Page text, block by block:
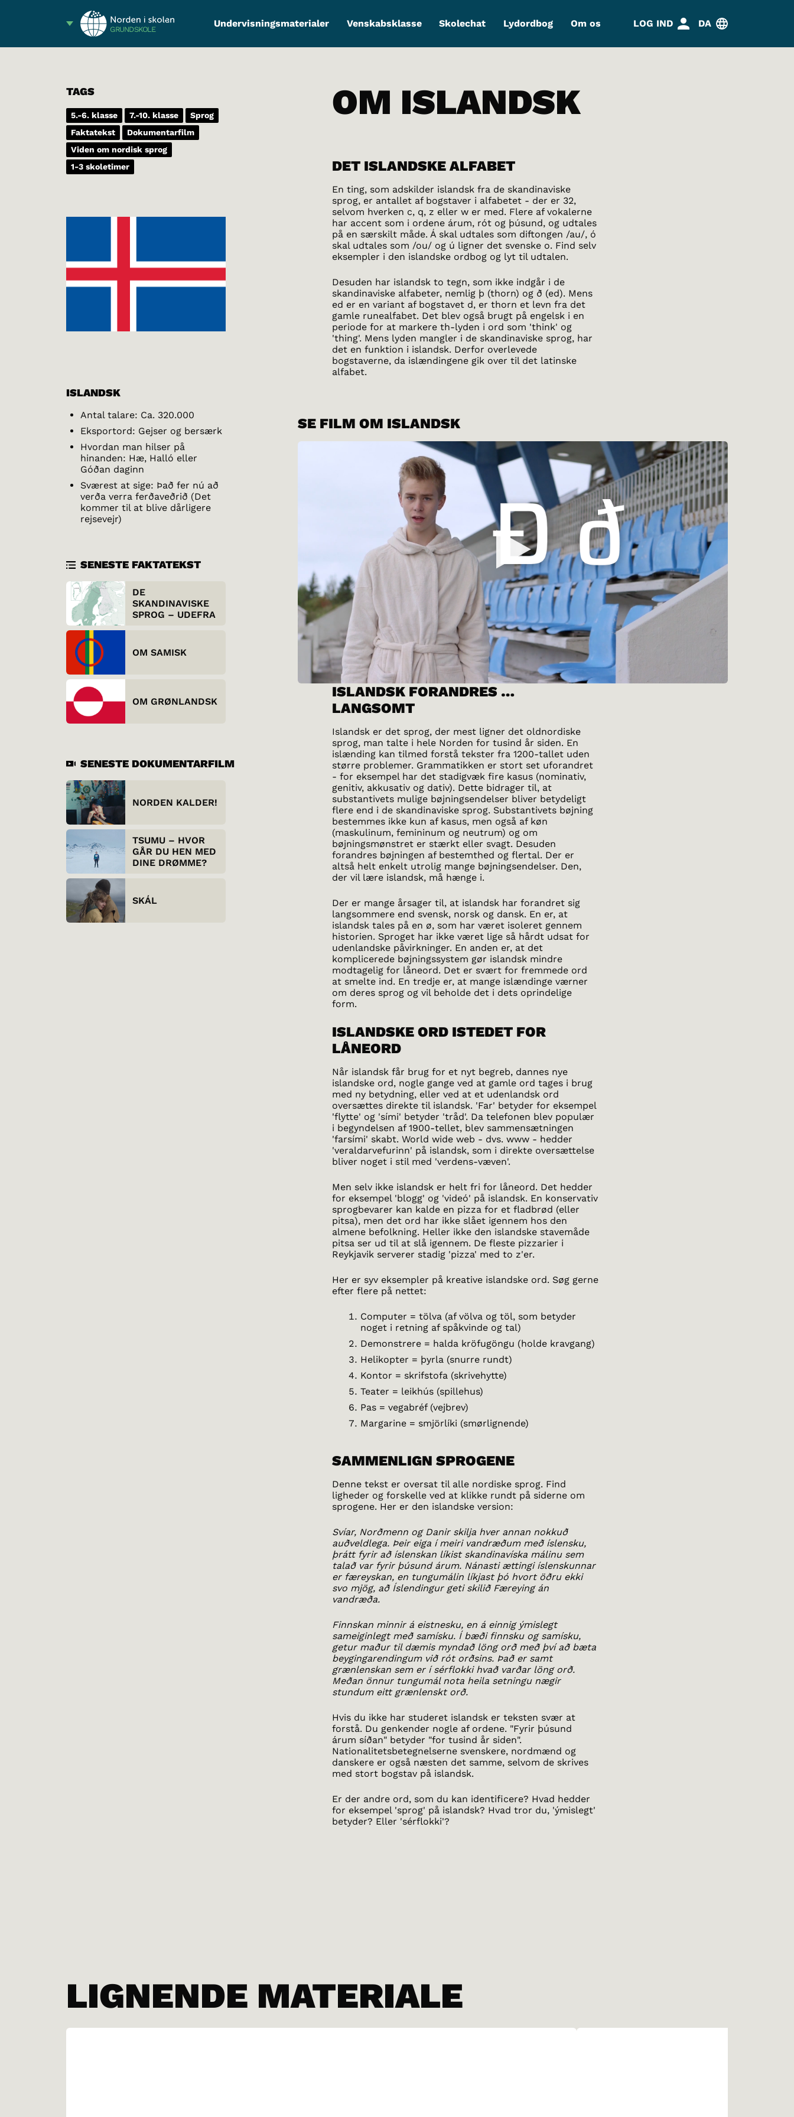
GRUNDSKOLE
Undervisningsmaterialer Venskabsklasse Skolechat Lydordbog Om os LOG IND DA
TAGS
5.-6. klasse 7.-10. klasse
Sprog
Faktatekst
Dokumentarfilm
Viden om nordisk sprog
1-3 skoletimer
ISLANDSK
Antal talare: Ca. 320.000
Eksportord: Gejser og bersærk
Hvordan man hilser på
hinanden: Hæ, Halló eller
Góðan daginn
Sværest at sige: Það fer nú að
verða verra ferðaveðrið (Det
kommer til at blive dårligere
rejsevejr)
SENESTE FAKTATEKST
DE
SKANDINAVISKE
SPROG – UDEFRA
OM SAMISK
OM GRØNLANDSK
SENESTE DOKUMENTARFILM
NORDEN KALDER!
TSUMU – HVOR
GÅR DU HEN MED
DINE DRØMME?
SKÁL
OM ISLANDSK
DET ISLANDSKE ALFABET
En ting, som adskilder islandsk fra de skandinaviske
sprog, er antallet af bogstaver i alfabetet - der er 32,
selvom hverken c, q, z eller w er med. Flere af vokalerne
har accent som i ordene árum, rót og þúsund, og udtales
på en særskilt måde. Á skal udtales som diftongen /au/, ó
skal udtales som /ou/ og ú ligner det svenske o. Find selv
eksempler i den islandske ordbog og lyt til udtalen.
Desuden har islandsk to tegn, som ikke indgår i de
skandinaviske alfabeter, nemlig þ (thorn) og ð (ed). Mens
ed er en variant af bogstavet d, er thorn et levn fra det
gamle runealfabet. Det blev også brugt på engelsk i en
periode for at markere th-lyden i ord som 'think' og
'thing'. Mens lyden mangler i de skandinaviske sprog, har
det en funktion i islandsk. Derfor overlevede
bogstaverne, da islændingene gik over til det latinske
alfabet.
SE FILM OM ISLANDSK
ISLANDSK FORANDRES …
LANGSOMT
Islandsk er det sprog, der mest ligner det oldnordiske
sprog, man talte i hele Norden for tusind år siden. En
islænding kan tilmed forstå tekster fra 1200-tallet uden
større problemer. Grammatikken er stort set uforandret
- for eksempel har det stadigvæk fire kasus (nominativ,
genitiv, akkusativ og dativ). Dette bidrager til, at
substantivets mulige bøjningsendelser bliver betydeligt
flere end i de skandinaviske sprog. Substantivets bøjning
bestemmes ikke kun af kasus, men også af køn
(maskulinum, femininum og neutrum) og om
bøjningsmønstret er stærkt eller svagt. Desuden
forandres bøjningen af bestemthed og flertal. Der er
altså helt enkelt utrolig mange bøjningsendelser. Den,
der vil lære islandsk, må hænge i.
Der er mange årsager til, at islandsk har forandret sig
langsommere end svensk, norsk og dansk. En er, at
islandsk tales på en ø, som har været isoleret gennem
historien. Sproget har ikke været lige så hårdt udsat for
udenlandske påvirkninger. En anden er, at det
komplicerede bøjningssystem gør islandsk mindre
modtagelig for låneord. Det er svært for fremmede ord
at smelte ind. En tredje er, at mange islændinge værner
om deres sprog og vil beholde det i dets oprindelige
form.
ISLANDSKE ORD ISTEDET FOR
LÅNEORD
Når islandsk får brug for et nyt begreb, dannes nye
islandske ord, nogle gange ved at gamle ord tages i brug
med ny betydning, eller ved at et udenlandsk ord
oversættes direkte til islandsk. 'Far' betyder for eksempel
'flytte' og 'sími' betyder 'tråd'. Da telefonen blev populær
i begyndelsen af 1900-tellet, blev sammensætningen
'farsími' skabt. World wide web - dvs. www - hedder
'veraldarvefurinn' på islandsk, som i direkte oversættelse
bliver noget i stil med 'verdens-væven'.
Men selv ikke islandsk er helt fri for låneord. Det hedder
for eksempel 'blogg' og 'videó' på islandsk. En konservativ
sprogbevarer kan kalde en pizza for et fladbrød (eller
pitsa), men det ord har ikke slået igennem hos den
almene befolkning. Heller ikke den islandske stavemåde
pitsa ser ud til at slå igennem. De fleste pizzarier i
Reykjavik serverer stadig 'pizza' med to z'er.
Her er syv eksempler på kreative islandske ord. Søg gerne
efter flere på nettet:
Computer = tölva (af völva og töl, som betyder
noget i retning af spåkvinde og tal)
Demonstrere = halda kröfugöngu (holde kravgang)
Helikopter = þyrla (snurre rundt)
Kontor = skrifstofa (skrivehytte)
Teater = leikhús (spillehus)
Pas = vegabréf (vejbrev)
Margarine = smjörlíki (smørlignende)
SAMMENLIGN SPROGENE
Denne tekst er oversat til alle nordiske sprog. Find
ligheder og forskelle ved at klikke rundt på siderne om
sprogene. Her er den islandske version:
Svíar, Norðmenn og Danir skilja hver annan nokkuð
auðveldlega. Þeir eiga í meiri vandræðum með íslensku,
þrátt fyrir að íslenskan líkist skandinavíska málinu sem
talað var fyrir þúsund árum. Nánasti ættingi íslenskunnar
er færeyskan, en tungumálin líkjast þó hvort öðru ekki
svo mjög, að Íslendingur geti skilið Færeying án
vandræða.
Finnskan minnir á eistnesku, en á einnig ýmislegt
sameiginlegt með samísku. Í bæði finnsku og samísku,
getur maður til dæmis myndað löng orð með því að bæta
beygingarendingum við rót orðsins. Það er samt
grænlenskan sem er í sérflokki hvað varðar löng orð.
Meðan önnur tungumál nota heila setningu nægir
stundum eitt grænlenskt orð.
Hvis du ikke har studeret islandsk er teksten svær at
forstå. Du genkender nogle af ordene. "Fyrir þúsund
árum síðan" betyder "for tusind år siden".
Nationalitetsbetegnelserne svenskere, nordmænd og
danskere er også næsten det samme, selvom de skrives
med stort bogstav på islandsk.
Er der andre ord, som du kan identificere? Hvad hedder
for eksempel 'sprog' på islandsk? Hvad tror du, 'ýmislegt'
betyder? Eller 'sérflokki'?
LIGNENDE MATERIALE